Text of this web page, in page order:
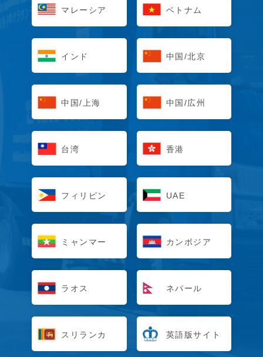
マレーシア ベトナム
インド 中国/北京
中国/上海 中国/広州
台湾 香港
フィリピン UAE
ミャンマー カンボジア
ラオス ネパール
スリランカ 英語版サイト